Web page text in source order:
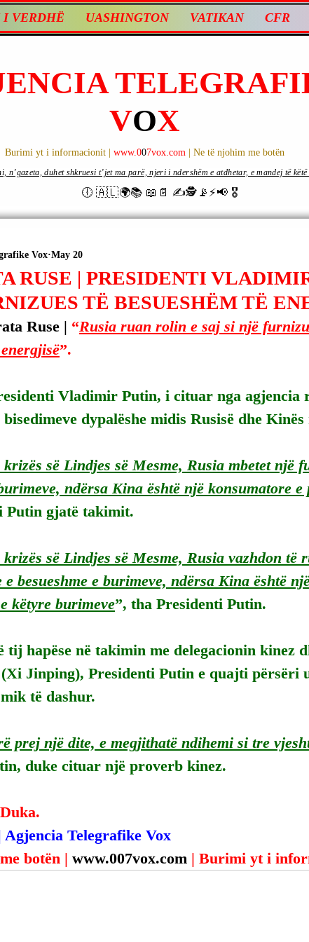
VERDHË UASHINGTON VATIKAN CFR
VOX
Burimi yt i informacionit | www.007vox.com | Ne të njohim me botën
🕕 🇦🇱🌍📚 📖📄 ✍🕵️📡⚡️📢 🎖
n’gazeta, duhet shkruesi t’jet ma parë, njeri i ndershëm e atdhetar, e mandej të
RUSE | PRESIDENTI
TË BESUESHËM TË
Vox May 20
Ruse | “Rusia ruan rolin e saj si një
”.
Vladimir Putin, i cituar nga agjencia
dypalëshe midis Rusisë dhe Kinës
së Lindjes së Mesme, Rusia mbetet një
ndërsa Kina është një konsumatore e
Putin gjatë takimit.
së Lindjes së Mesme, Rusia vazhdon të
besueshme e burimeve, ndërsa Kina është
këtyre burimeve”, tha Presidenti Putin.
tij hapëse në takimin me delegacionin kinez
Jinping), Presidenti Putin e quajti përsëri
të dashur.
prej një dite, e megjithatë ndihemi si tre
duke cituar një proverb kinez.
Telegrafike Vox
botën | www.007vox.com | Burimi yt i